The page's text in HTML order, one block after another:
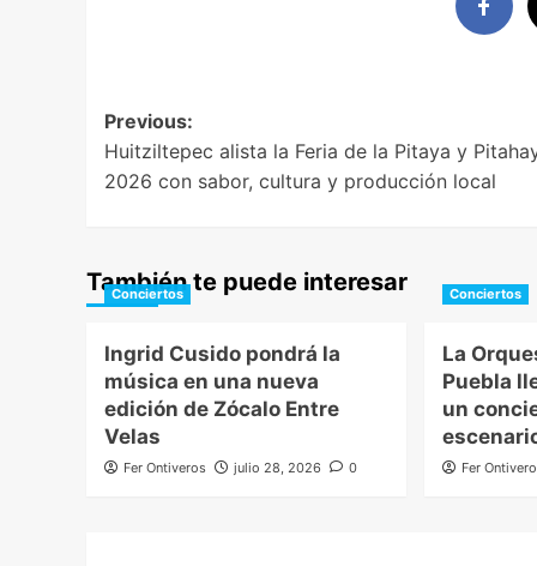
Post
navigation
Previous:
Huitziltepec alista la Feria de la Pitaya y
2026 con sabor, cultura y producción local
También te puede interesar
Conciertos
Ingrid Cusido pondrá la
música en una nueva
edición de Zócalo Entre
Velas
Fer Ontiveros julio 28, 2026 0
Conciertos
La
Puebla
un
Fer